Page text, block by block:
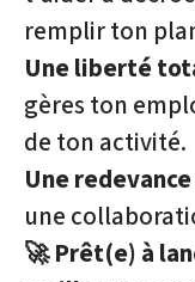
remplir ton
Une liberté
gères ton
de ton activité.
Une
une
🚀 Prêt(e) à